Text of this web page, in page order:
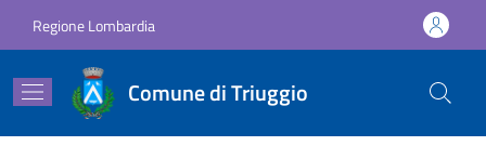
Regione Lombardia
Comune di Triuggio